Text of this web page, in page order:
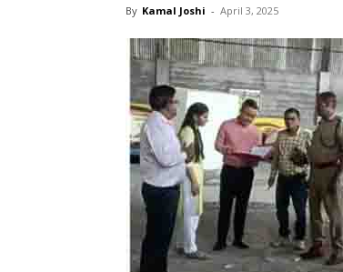
By Kamal Joshi - April 3, 2025